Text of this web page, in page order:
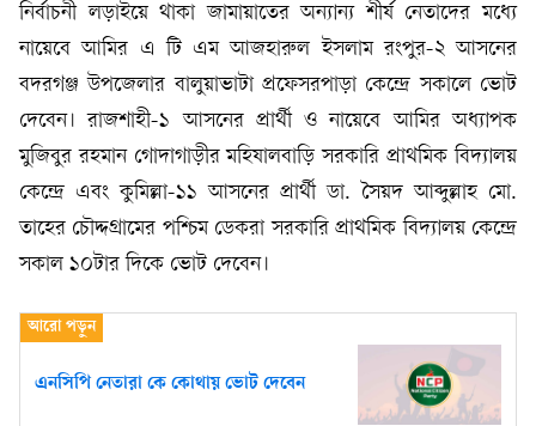
নির্বাচনী লড়াইয়ে থাকা জামায়াতের অন্যান্য শীর্ষ নেতাদের মধ্যে
নায়েবে আমির এ টি এম আজহারুল ইসলাম রংপুর-২ আসনের
বদরগঞ্জ উপজেলার বালুয়াভাটা প্রফেসরপাড়া কেন্দ্রে সকালে ভোট
দেবেন। রাজশাহী-১ আসনের প্রার্থী ও নায়েবে আমির অধ্যাপক
মুজিবুর রহমান গোদাগাড়ীর মহিষালবাড়ি সরকারি প্রাথমিক বিদ্যালয়
কেন্দ্রে এবং কুমিল্লা-১১ আসনের প্রার্থী ডা. সৈয়দ আব্দুল্লাহ মো.
তাহের চৌদ্দগ্রামের পশ্চিম ডেকরা সরকারি প্রাথমিক বিদ্যালয় কেন্দ্রে
সকাল ১০টার দিকে ভোট দেবেন।
এনসিপি নেতারা কে কোথায় ভোট দেবেন